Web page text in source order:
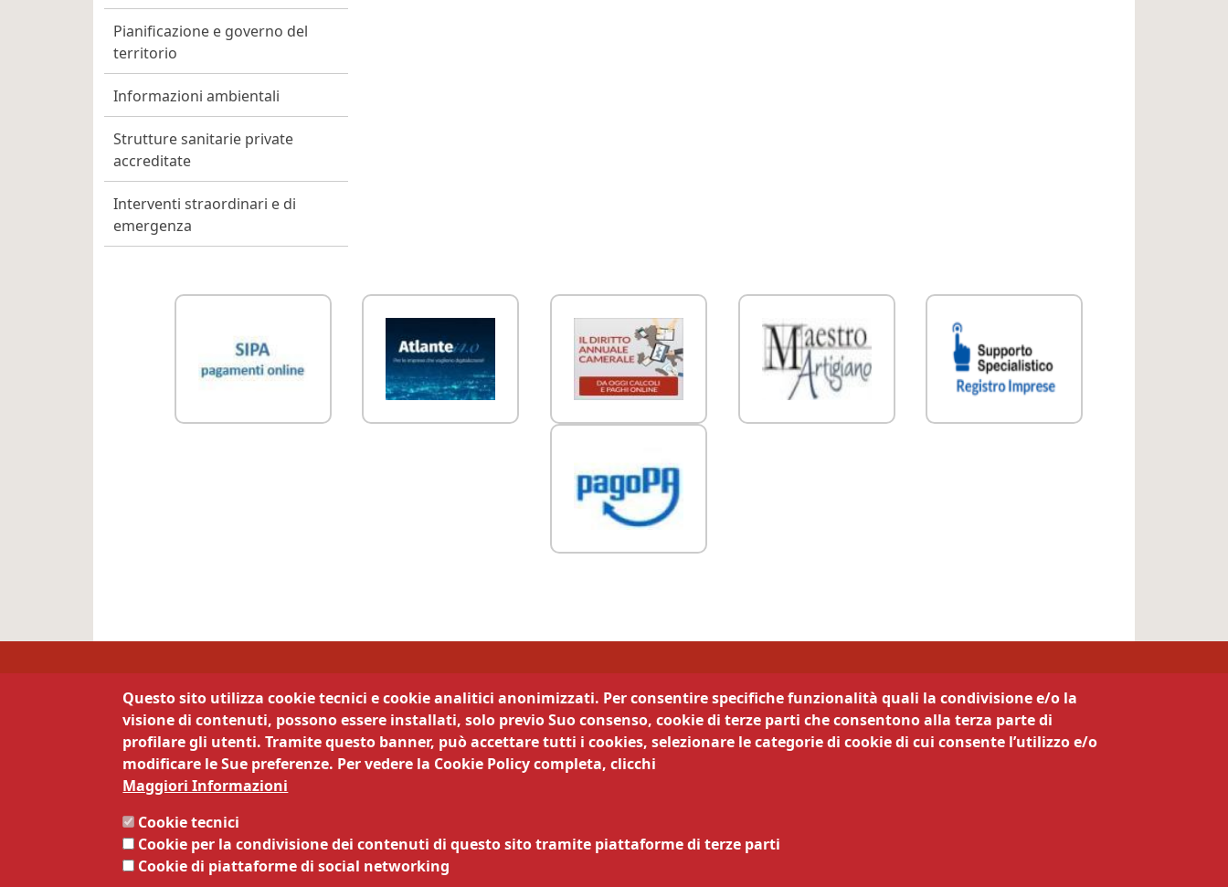
Pianificazione e governo del
territorio
Informazioni ambientali
Strutture sanitarie private
accreditate
Interventi straordinari e di
emergenza
Link Utili
Camera di Commercio di Trento
Contatti
Via Calepina 13 - 38122 Trento
Mail: info@tn.camcom.it
Pec: cciaa@tn.legalmail.camcom.it
Codice fiscale e Partita Iva:
La camera trasparente
Servizi online
Responsabile della pubblicazione
Responsabile della protezione dei
Segui la nostra pagina:
Questo sito utilizza cookie tecnici e cookie analitici anonimizzati. Per consentire specifiche funzionalità quali la condivisione e/o la
visione di contenuti, possono essere installati, solo previo Suo consenso, cookie di terze parti che consentono alla terza parte di
profilare gli utenti. Tramite questo banner, può accettare tutti i cookies, selezionare le categorie di cookie di cui consente l’utilizzo e/o
modificare le Sue preferenze. Per vedere la Cookie Policy completa, clicchi
Maggiori Informazioni
Cookie tecnici
Cookie per la condivisione dei contenuti di questo sito tramite piattaforme di terze parti
Cookie di piattaforme di social networking